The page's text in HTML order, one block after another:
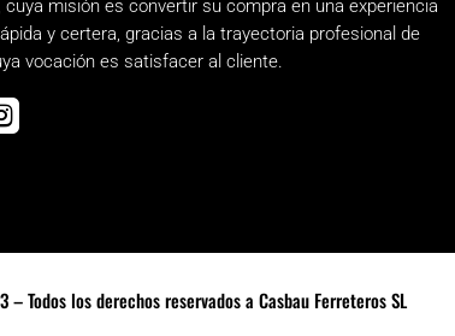
, cuya misión es convertir su compra en una experiencia
y certera, gracias a la trayectoria profesional de
vocación es satisfacer al cliente.
Todos los derechos reservados a Casbau Ferreteros SL